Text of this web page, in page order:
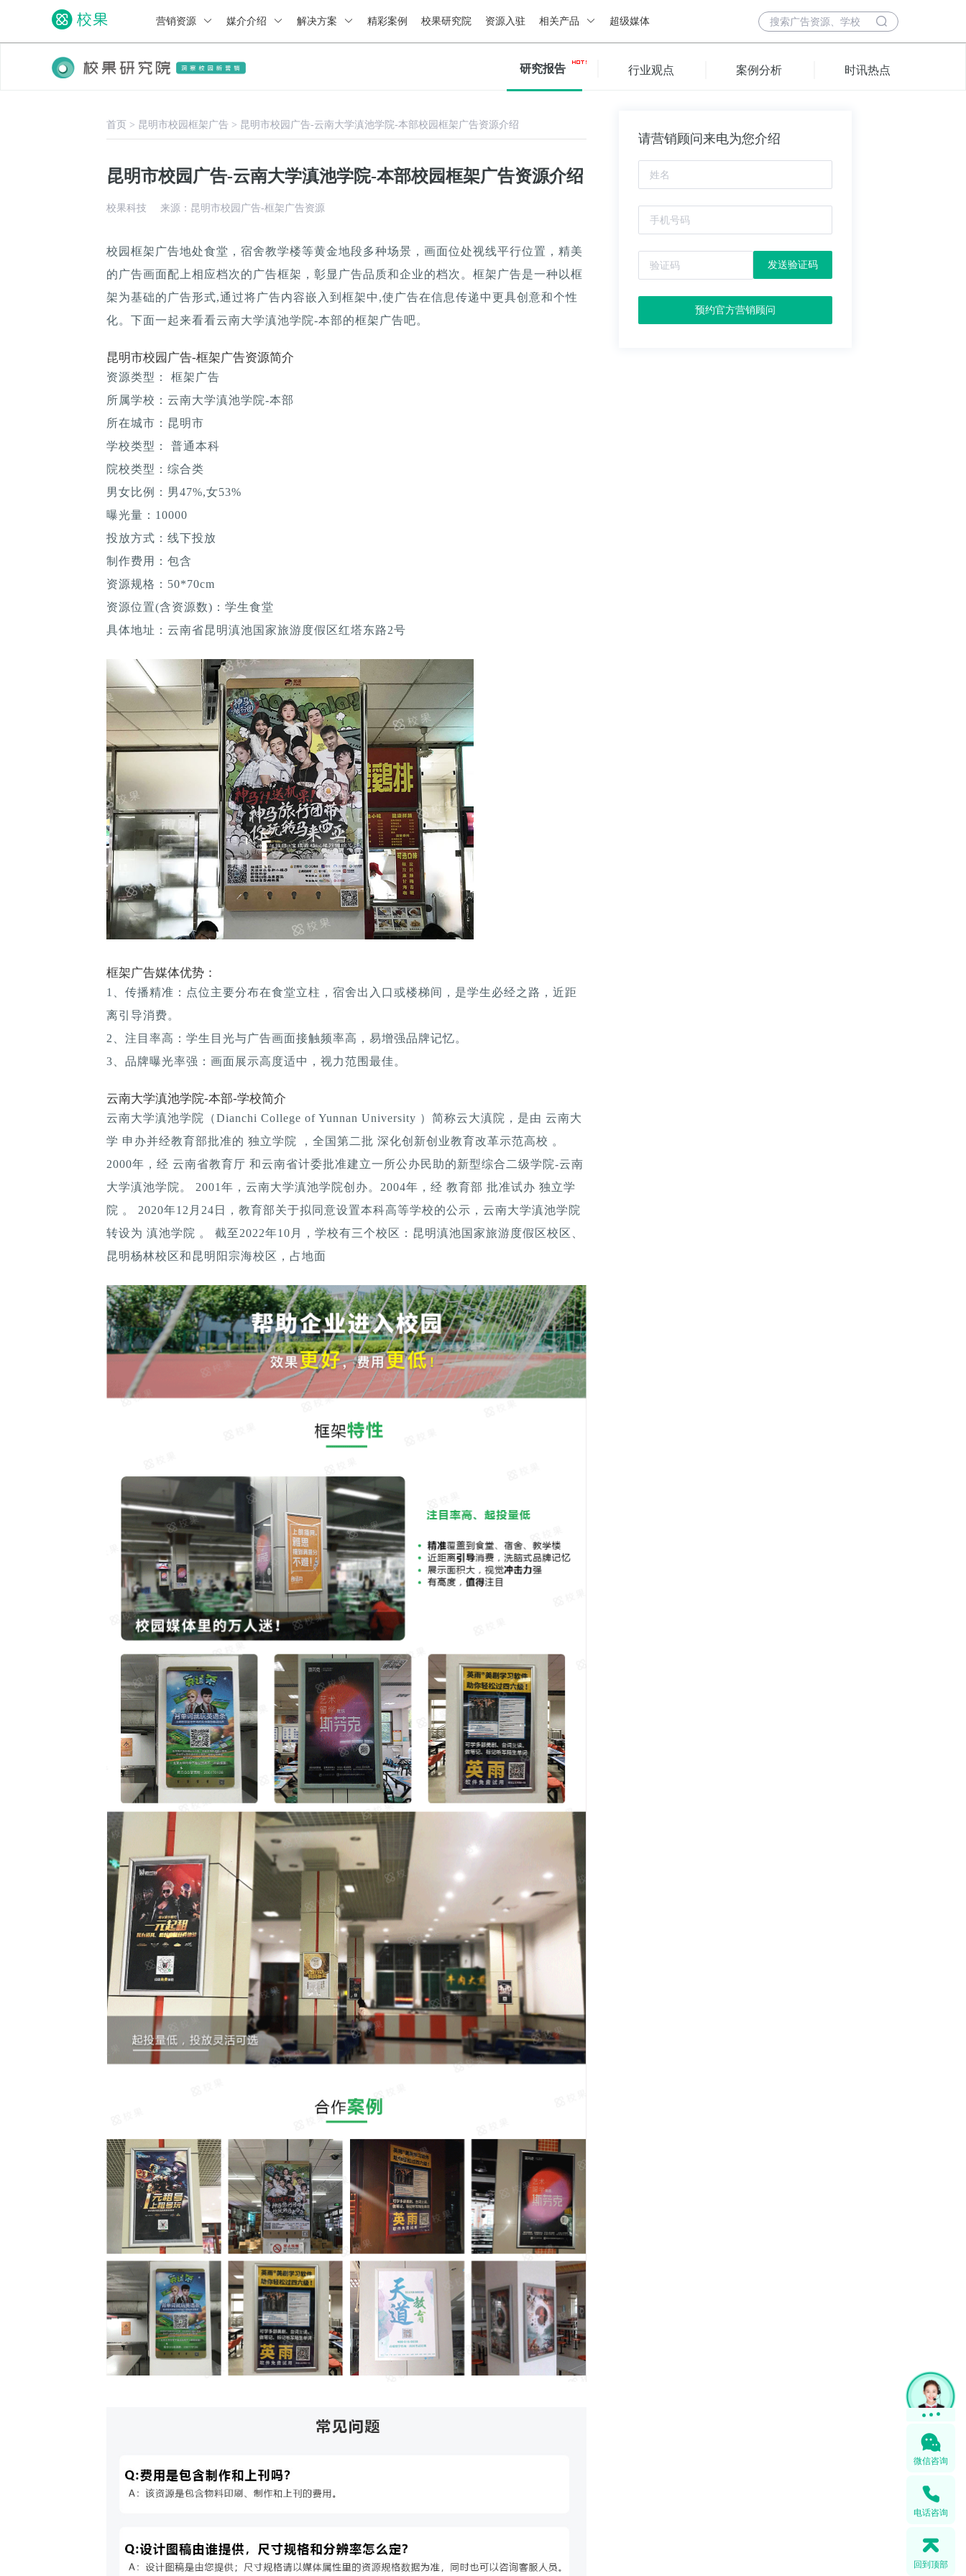
营销资源 媒介介绍 解决方案 精彩案例 校果研究院 资源入驻 相关产品 超级媒体
研究报告 行业观点 案例分析 时讯热点
首页 > 昆明市校园框架广告 > 昆明市校园广告-云南大学滇池学院-本部校园框架广告资源介绍
昆明市校园广告-云南大学滇池学院-本部校园框架广告资源介绍
校果科技 来源：昆明市校园广告-框架广告资源
校园框架广告地处食堂，宿舍教学楼等黄金地段多种场景，画面位处视线平行位置，精美
的广告画面配上相应档次的广告框架，彰显广告品质和企业的档次。框架广告是一种以框
架为基础的广告形式,通过将广告内容嵌入到框架中,使广告在信息传递中更具创意和个性
化。下面一起来看看云南大学滇池学院-本部的框架广告吧。
昆明市校园广告-框架广告资源简介
资源类型： 框架广告
所属学校：云南大学滇池学院-本部
所在城市：昆明市
学校类型： 普通本科
院校类型：综合类
男女比例：男47%,女53%
曝光量：10000
投放方式：线下投放
制作费用：包含
资源规格：50*70cm
资源位置(含资源数)：学生食堂
具体地址：云南省昆明滇池国家旅游度假区红塔东路2号
框架广告媒体优势：
1、传播精准：点位主要分布在食堂立柱，宿舍出入口或楼梯间，是学生必经之路，近距
离引导消费。
2、注目率高：学生目光与广告画面接触频率高，易增强品牌记忆。
3、品牌曝光率强：画面展示高度适中，视力范围最佳。
云南大学滇池学院-本部-学校简介
云南大学滇池学院（Dianchi College of Yunnan University ）简称云大滇院，是由 云南大
学 申办并经教育部批准的 独立学院 ，全国第二批 深化创新创业教育改革示范高校 。
2000年，经 云南省教育厅 和云南省计委批准建立一所公办民助的新型综合二级学院-云南
大学滇池学院。 2001年，云南大学滇池学院创办。2004年，经 教育部 批准试办 独立学
院 。 2020年12月24日，教育部关于拟同意设置本科高等学校的公示，云南大学滇池学院
转设为 滇池学院 。 截至2022年10月，学校有三个校区：昆明滇池国家旅游度假区校区、
昆明杨林校区和昆明阳宗海校区，占地面
请营销顾问来电为您介绍
发送验证码
预约官方营销顾问
微信咨询
电话咨询
回到顶部